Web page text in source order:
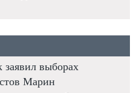
заявил выборах
Марин